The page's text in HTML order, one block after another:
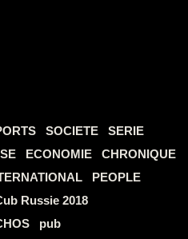
SOCIETE
SERIE
ECONOMIE
CHRONIQUE
PEOPLE
Russie 2018
pub